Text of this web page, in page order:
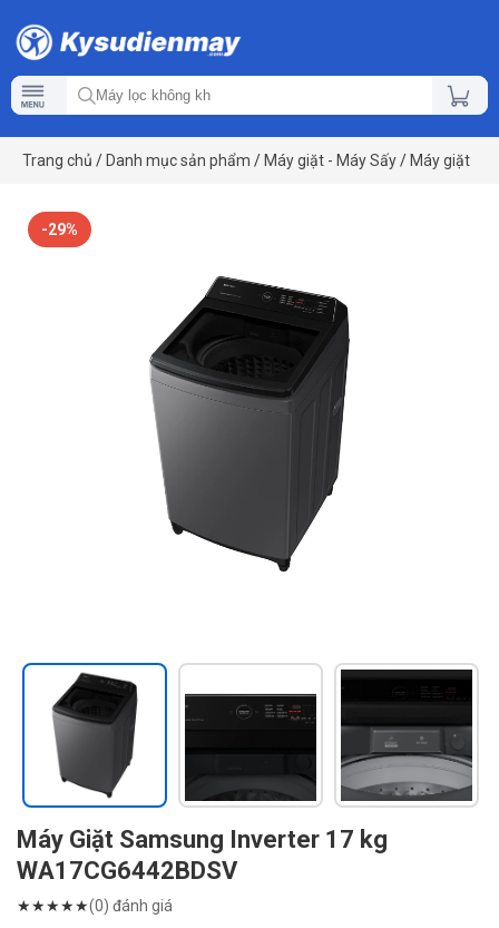
Trang chủ / Danh mục sản phẩm / Máy giặt - Máy Sấy/ Máy giặt
-29%
Máy Giặt Samsung Inverter 17 kg
WA17CG6442BDSV
★★★★★(0) đánh giá